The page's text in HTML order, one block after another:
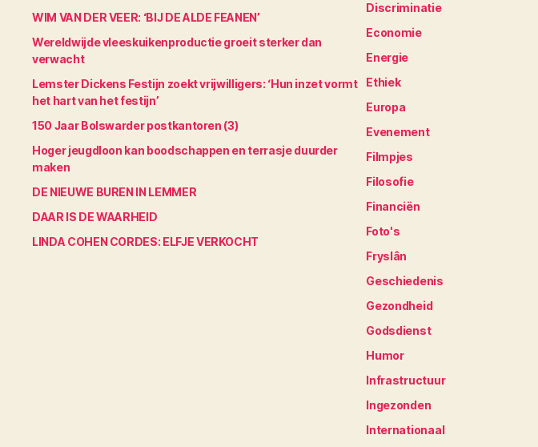
WIM VAN DER VEER: ‘BIJ DE ALDE FEANEN’
Wereldwijde vleeskuikenproductie groeit sterker dan
verwacht
Lemster Dickens Festijn zoekt vrijwilligers: ‘Hun inzet vormt
het hart van het festijn’
150 Jaar Bolswarder postkantoren (3)
Hoger jeugdloon kan boodschappen en terrasje duurder
maken
DE NIEUWE BUREN IN LEMMER
DAAR IS DE WAARHEID
LINDA COHEN CORDES: ELFJE VERKOCHT
Discriminatie
Economie
Energie
Ethiek
Europa
Evenement
Filmpjes
Filosofie
Financiën
Foto's
Fryslân
Geschiedenis
Gezondheid
Godsdienst
Humor
Infrastructuur
Ingezonden
Internationaal